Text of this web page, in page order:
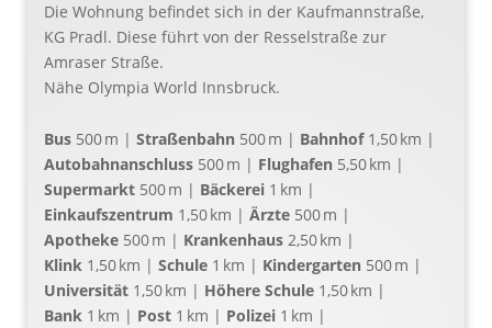
Die Wohnung befindet sich in der Kaufmannstraße,
KG Pradl. Diese führt von der Resselstraße zur
Amraser Straße.
Nähe Olympia World Innsbruck.
Bus 500 m | Straßenbahn 500 m | Bahnhof1,50 km |
Autobahnanschluss 500 m | Flughafen 5,50 km |
Supermarkt 500 m | Bäckerei 1 km |
Einkaufszentrum 1,50 km | Ärzte 500 m |
Apotheke 500 m | Krankenhaus 2,50 km |
Klink 1,50 km | Schule 1 km | Kindergarten 500 m |
Universität 1,50 km | Höhere Schule 1,50 km |
Bank 1 km | Post 1 km | Polizei 1 km |